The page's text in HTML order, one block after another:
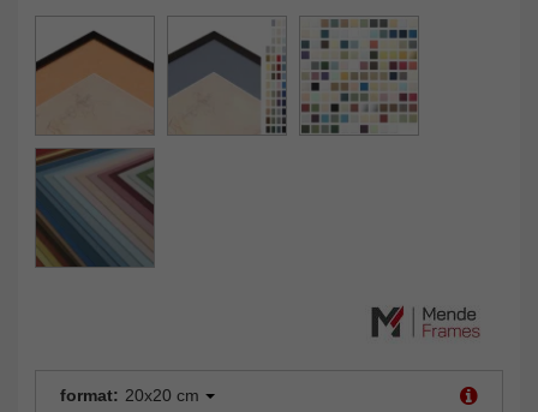
format: 20x20 cm